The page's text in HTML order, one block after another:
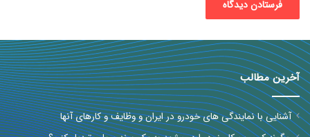
آخرین مطالب
آشنایی با نمایندگی های خودرو در ایران و وظایف و کارهای آنها